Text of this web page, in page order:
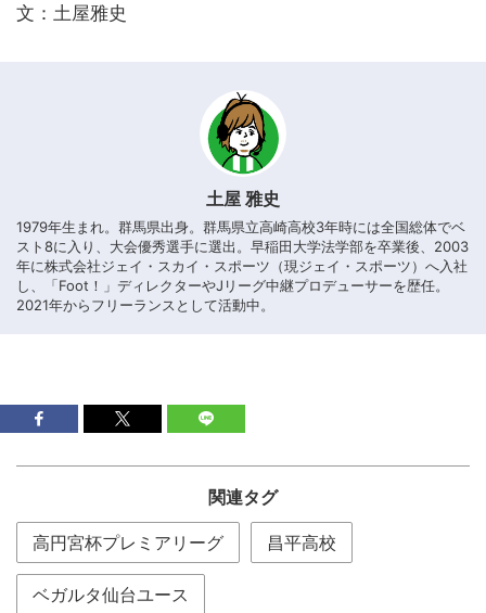
文：土屋雅史
土屋 雅史
1979年生まれ。群馬県出身。群馬県立高崎高校3年時には全国総体でベ
スト8に入り、大会優秀選手に選出。早稲田大学法学部を卒業後、2003
年に株式会社ジェイ・スカイ・スポーツ（現ジェイ・スポーツ）へ入社
し、「Foot！」ディレクターやJリーグ中継プロデューサーを歴任。
2021年からフリーランスとして活動中。
関連タグ
高円宮杯プレミアリーグ 昌平高校
ベガルタ仙台ユース